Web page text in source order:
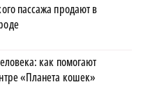
пассажа продают в
как помогают
«Планета кошек»